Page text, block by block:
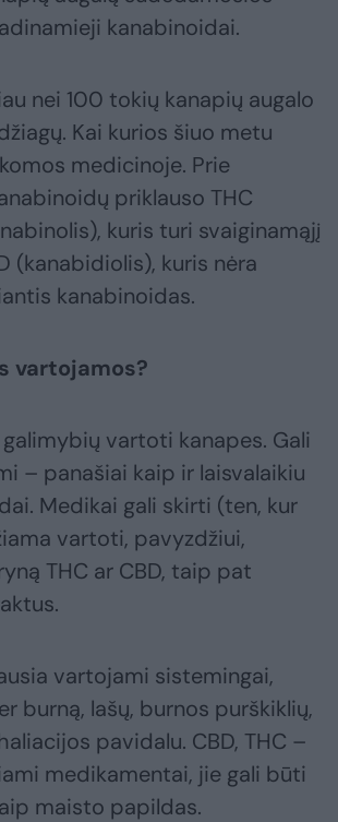
kanabinoidai.
nei 100 tokių kanapių augalo
Kai kurios šiuo metu
medicinoje. Prie
priklauso THC
kuris turi svaiginamąjį
(kanabidiolis), kuris nėra
kanabinoidas.
vartojamos?
vartoti kanapes. Gali
– panašiai kaip ir laisvalaikiu
Medikai gali skirti (ten, kur
vartoti, pavyzdžiui,
THC ar CBD, taip pat
vartojami sistemingai,
burną, lašų, burnos purškiklių,
pavidalu. CBD, THC –
medikamentai, jie gali būti
maisto papildas.